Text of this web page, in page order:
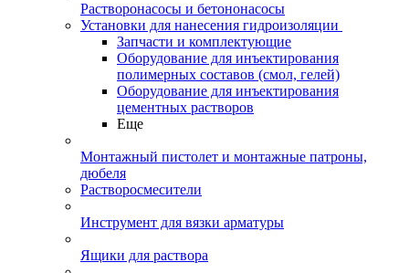
Растворонасосы и бетононасосы
Установки для нанесения гидроизоляции
Запчасти и комплектующие
Оборудование для инъектирования
полимерных составов (смол, гелей)
Оборудование для инъектирования
цементных растворов
Еще
Монтажный пистолет и монтажные патроны,
дюбеля
Растворосмесители
Инструмент для вязки арматуры
Ящики для раствора